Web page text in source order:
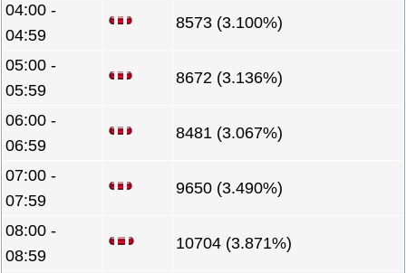
04:00 -
04:59
8573 (3.100%)
05:00 -
05:59
8672 (3.136%)
06:00 -
06:59
8481 (3.067%)
07:00 -
07:59
9650 (3.490%)
08:00 -
08:59
10704 (3.871%)